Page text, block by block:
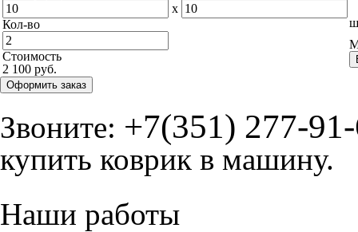
x
Кол-во
Стоимость
2 100 руб.
Оформить заказ
Звоните: +7(351) 277-
купить коврик в машину.
Наши работы